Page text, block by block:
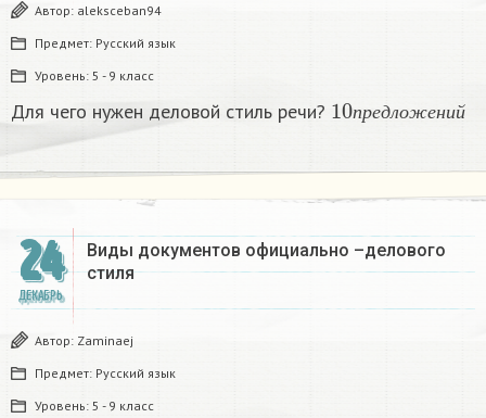
Автор: aleksceban94
Предмет: Русский язык
Уровень: 5 - 9 класс
Для чего нужен деловой стиль речи? пре дл ожен и й
10
24
ДЕКАБРЬ
Виды документов официально –делового
стиля
Автор: Zaminaej
Предмет: Русский язык
Уровень: 5 - 9 класс